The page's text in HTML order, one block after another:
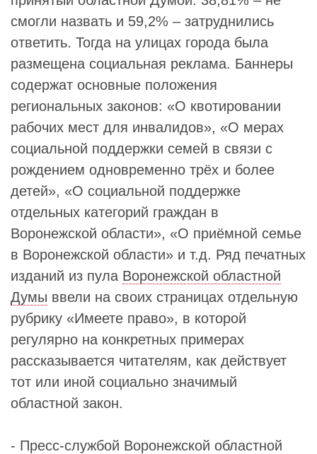
смогли назвать и 59,2% – затруднились
ответить. Тогда на улицах города была
размещена социальная реклама. Баннеры
содержат основные положения
региональных законов: «О квотировании
рабочих мест для инвалидов», «О мерах
социальной поддержки семей в связи с
рождением одновременно трёх и более
детей», «О социальной поддержке
отдельных категорий граждан в
Воронежской области», «О приёмной семье
в Воронежской области» и т.д. Ряд печатных
изданий из пула Воронежской областной
Думы ввели на своих страницах отдельную
рубрику «Имеете право», в которой
регулярно на конкретных примерах
рассказывается читателям, как действует
тот или иной социально значимый
областной закон.
- Пресс-службой Воронежской областной